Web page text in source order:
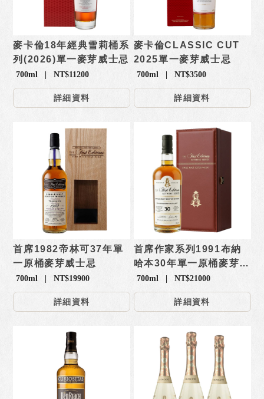
麥卡倫18年經典雪莉桶系
列(2026)單一麥芽威士忌
700ml | NT$11200
詳細資料
麥卡倫CLASSIC CUT
2025單一麥芽威士忌
700ml | NT$3500
詳細資料
首席1982帝林可37年單
一原桶麥芽威士忌
700ml | NT$19900
詳細資料
首席作家系列1991布納
哈本30年單一原桶麥芽威
士忌
700ml | NT$21000
詳細資料